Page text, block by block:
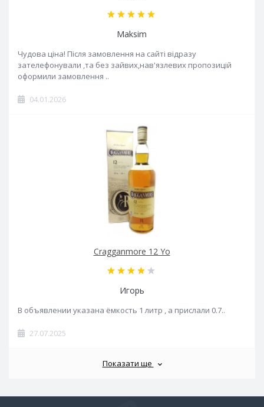
Maksim
Чудова ціна! Після замовлення на сайті відразу
зателефонували ,та без зайвих,нав'язлевих пропозицій
оформили замовлення ..
04.01.2026
Cragganmore 12 Yo
Игорь
В объявлении указана ёмкость 1 литр , а прислали 0.7..
27.07.2025
Показати ще